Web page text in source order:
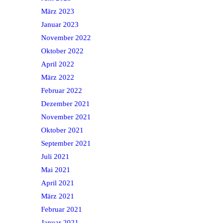
März 2023
Januar 2023
November 2022
Oktober 2022
April 2022
März 2022
Februar 2022
Dezember 2021
November 2021
Oktober 2021
September 2021
Juli 2021
Mai 2021
April 2021
März 2021
Februar 2021